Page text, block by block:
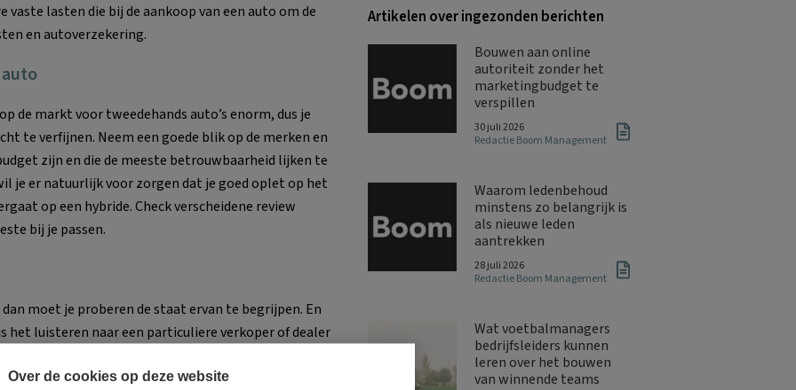
vaste lasten die bij de aankoop van een auto om de
en autoverzekering.
de markt voor tweedehands auto’s enorm, dus je
te verfijnen. Neem een goede blik op de merken en
zijn en die de meeste betrouwbaarheid lijken te
je er natuurlijk voor zorgen dat je goed oplet op het
op een hybride. Check verscheidene review
bij je passen.
moet je proberen de staat ervan te begrijpen. En
het luisteren naar een particuliere verkoper of dealer
voertuig in goede staat is. Het is dus zeker de
met welke auto-onderdelen het belangrijk is
Artikelen over ingezonden berichten
Bouwen aan online
autoriteit zonder het
marketingbudget te
verspillen
30 juli 2026
Redactie Boom Management
Waarom ledenbehoud
minstens zo belangrijk is
als nieuwe leden
aantrekken
28 juli 2026
Redactie Boom Management
Wat voetbalmanagers
bedrijfsleiders kunnen
leren over het bouwen
van winnende teams
Over de cookies op deze website